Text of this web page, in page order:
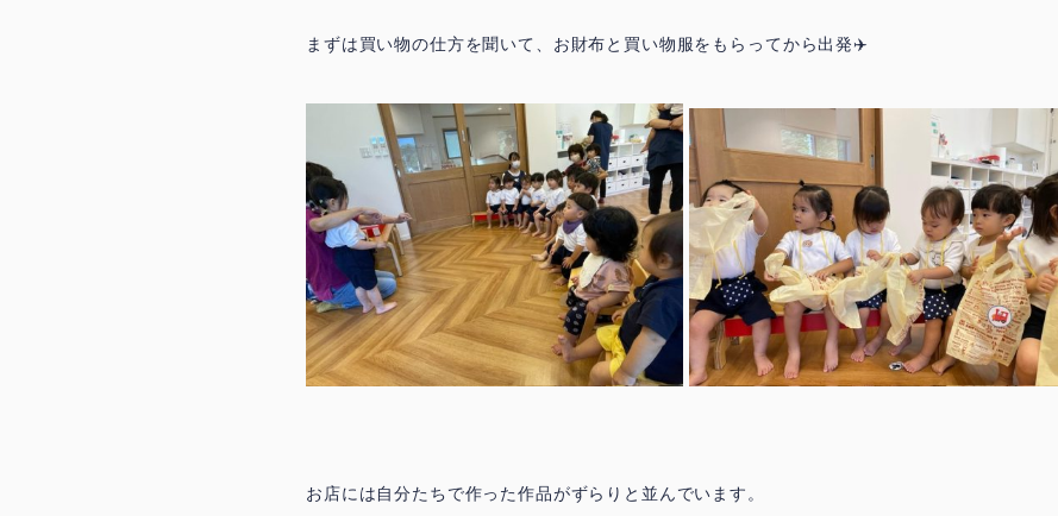
まずは買い物の仕方を聞いて、お財布と買い物服をもらってから出発✈️
お店には自分たちで作った作品がずらりと並んでいます。